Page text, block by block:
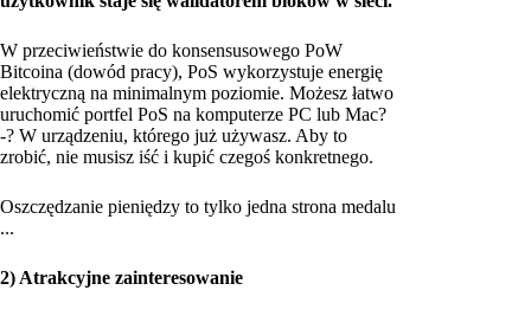
W przeciwieństwie do konsensusowego PoW
Bitcoina (dowód pracy), PoS wykorzystuje energię
elektryczną na minimalnym poziomie. Możesz łatwo
uruchomić portfel PoS na komputerze PC lub Mac?
-? W urządzeniu, którego już używasz. Aby to
zrobić, nie musisz iść i kupić czegoś konkretnego.
Oszczędzanie pieniędzy to tylko jedna strona medalu
...
2) Atrakcyjne zainteresowanie